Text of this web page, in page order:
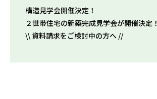
構造見学会開催決定！
２世帯住宅の新築完成見学会が開催決定！
\\ 資料請求をご検討中の方へ //